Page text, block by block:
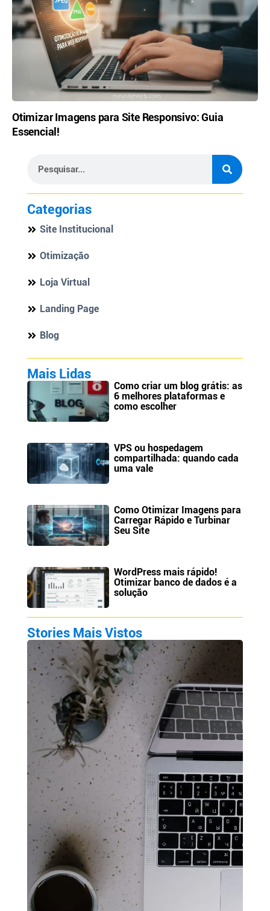
Otimizar Imagens para Site Responsivo: Guia
Essencial!
Categorias
Site Institucional
Otimização
Loja Virtual
Landing Page
Blog
Mais Lidas
Como criar um blog grátis: as
6 melhores plataformas e
como escolher
VPS ou hospedagem
compartilhada: quando cada
uma vale
Como Otimizar Imagens para
Carregar Rápido e Turbinar
Seu Site
WordPress mais rápido!
Otimizar banco de dados é a
solução
Stories Mais Vistos